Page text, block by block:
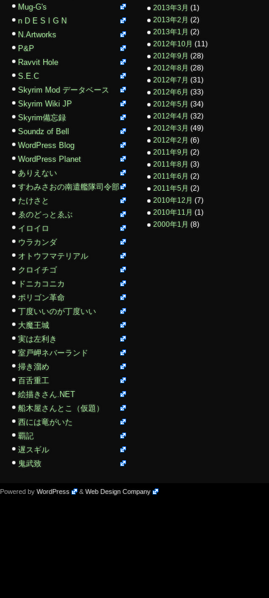
Mug-G's
n D E S I G N
N.Artworks
P&P
Ravvit Hole
S.E.C
Skyrim Mod データベース
Skyrim Wiki JP
Skyrim備忘録
Soundz of Bell
WordPress Blog
WordPress Planet
ありえない
すわみさおの南遣艦隊司令部
たけさと
ゑのどっとゑぶ
イロイロ
ウラカンダ
オトウフマテリアル
クロイチゴ
ドニカコニカ
ポリゴン革命
丁度いいのが丁度いい
大魔王城
実は左利き
室戸岬ネバーランド
掃き溜め
百舌重工
絵描きさん.NET
船木屋さんとこ（仮題）
西には竜がいた
覇記
遅スギル
鬼武致
2013年3月 (1)
2013年2月 (2)
2013年1月 (2)
2012年10月 (11)
2012年9月 (28)
2012年8月 (28)
2012年7月 (31)
2012年6月 (33)
2012年5月 (34)
2012年4月 (32)
2012年3月 (49)
2012年2月 (6)
2011年9月 (2)
2011年8月 (3)
2011年6月 (2)
2011年5月 (2)
2010年12月 (7)
2010年11月 (1)
2000年1月 (8)
Powered by WordPress & Web Design Company